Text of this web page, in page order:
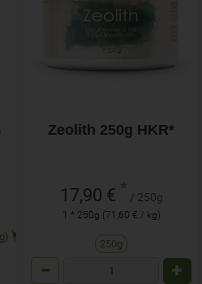
Zeolith 250g HKR*
17,90 € * / 250g
1 * 250g (71,60 € / kg)
250g